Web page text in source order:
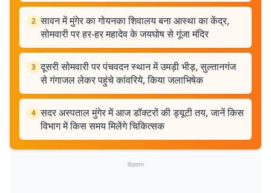
2 सावन में मुंगेर का गोयनका शिवालय बना आस्था का केंद्र,
सोमवारी पर हर-हर महादेव के जयघोष से गूंजा मंदिर
3 दूसरी सोमवारी पर पंचवदन स्थान में उमड़ी भीड़, सुल्तानगंज
से गंगाजल लेकर पहुंचे कांवरिये, किया जलाभिषेक
4 सदर अस्पताल मुंगेर में आज डॉक्टरों की ड्यूटी तय, जानें किस
विभाग में किस समय मिलेंगे चिकित्सक
विज्ञापन